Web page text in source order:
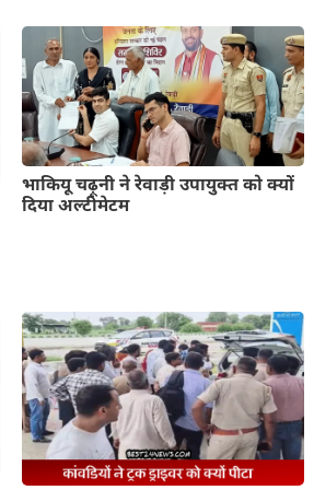
भाकियू चढ़ूनी ने रेवाड़ी उपायुक्त को क्यों
दिया अल्टीमेटम